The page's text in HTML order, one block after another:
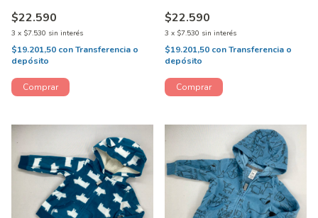
$22.590
3 x $7.530 sin interés
$19.201,50 conTransferencia o
depósito
$22.590
3 x $7.530 sin interés
$19.201,50 conTransferencia o
depósito